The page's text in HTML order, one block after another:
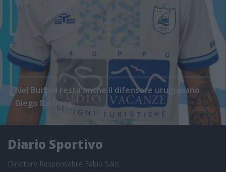
Nel Budoni resta anche il difensore uruguaiano
Diego Barboza
Diario Sportivo
Direttore Responsabile Fabio Salis